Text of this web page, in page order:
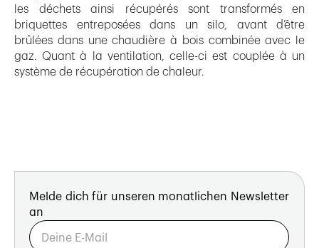
les déchets ainsi récupérés sont transformés en
briquettes entreposées dans un silo, avant d’être
brûlées dans une chaudière à bois combinée avec le
gaz. Quant à la ventilation, celle-ci est couplée à un
système de récupération de chaleur.
Melde dich für unseren monatlichen Newsletter
an